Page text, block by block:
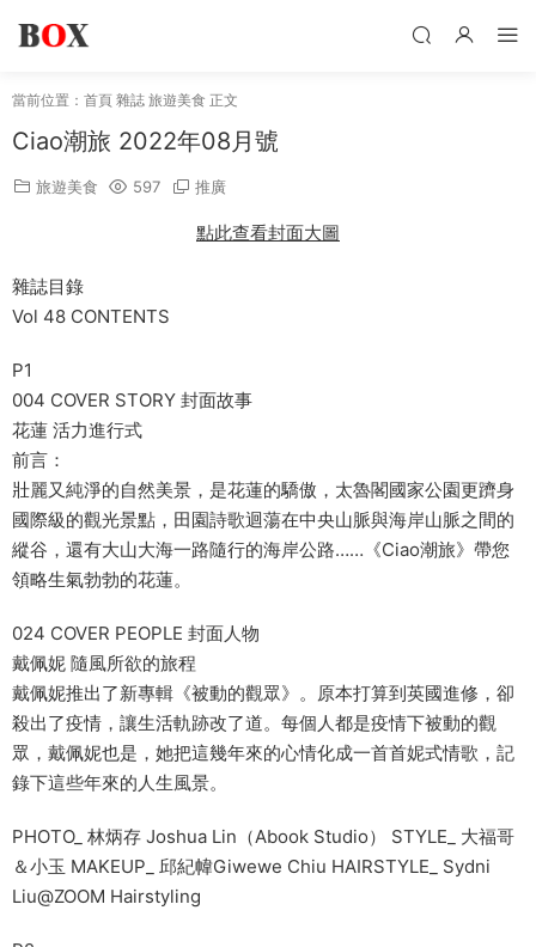
當前位置： 首頁 雜誌 旅遊美食 正文
Ciao潮旅 2022年08月號
旅遊美食 597 推廣
點此查看封面大圖
雜誌目錄
Vol 48 CONTENTS
P1
004 COVER STORY 封面故事
花蓮 活力進行式
前言：
壯麗又純淨的自然美景，是花蓮的驕傲，太魯閣國家公園更躋身
國際級的觀光景點，田園詩歌迴蕩在中央山脈與海岸山脈之間的
縱谷，還有大山大海一路隨行的海岸公路……《Ciao潮旅》帶您
領略生氣勃勃的花蓮。
024 COVER PEOPLE 封面人物
戴佩妮 隨風所欲的旅程
戴佩妮推出了新專輯《被動的觀眾》。原本打算到英國進修，卻
殺出了疫情，讓生活軌跡改了道。每個人都是疫情下被動的觀
眾，戴佩妮也是，她把這幾年來的心情化成一首首妮式情歌，記
錄下這些年來的人生風景。
PHOTO_ 林炳存 Joshua Lin（Abook Studio） STYLE_ 大福哥
＆小玉 MAKEUP_ 邱紀幃Giwewe Chiu HAIRSTYLE_ Sydni
Liu@ZOOM Hairstyling